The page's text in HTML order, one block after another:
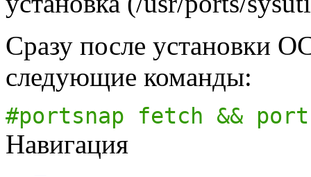
Сразу после установки
следующие команды:
#portsnap fetch &&
Навигация